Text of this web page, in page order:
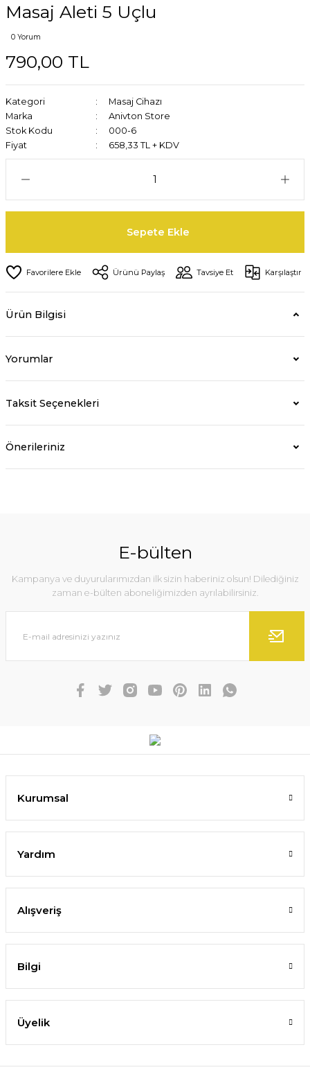
Masaj Aleti 5 Uçlu
0 Yorum
790,00 TL
Kategori
Masaj Cihazı
Marka
Anivton Store
Stok Kodu
000-6
Fiyat
658,33 TL + KDV
Sepete Ekle
Ürünü Paylaş Tavsiye Et Karşılaştır
Ürün Bilgisi
Yorumlar
Taksit Seçenekleri
Önerileriniz
E-bülten
Kampanya ve duyurularımızdan ilk sizin haberiniz olsun! Dilediğiniz
zaman e-bülten aboneliğimizden ayrılabilirsiniz.
Kurumsal
Yardım
Alışveriş
Bilgi
Üyelik